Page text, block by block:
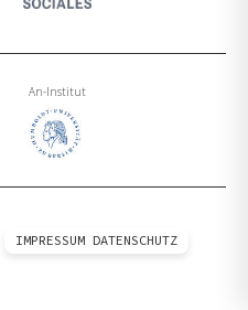
An-Institut
IMPRESSUM DATENSCHUTZ